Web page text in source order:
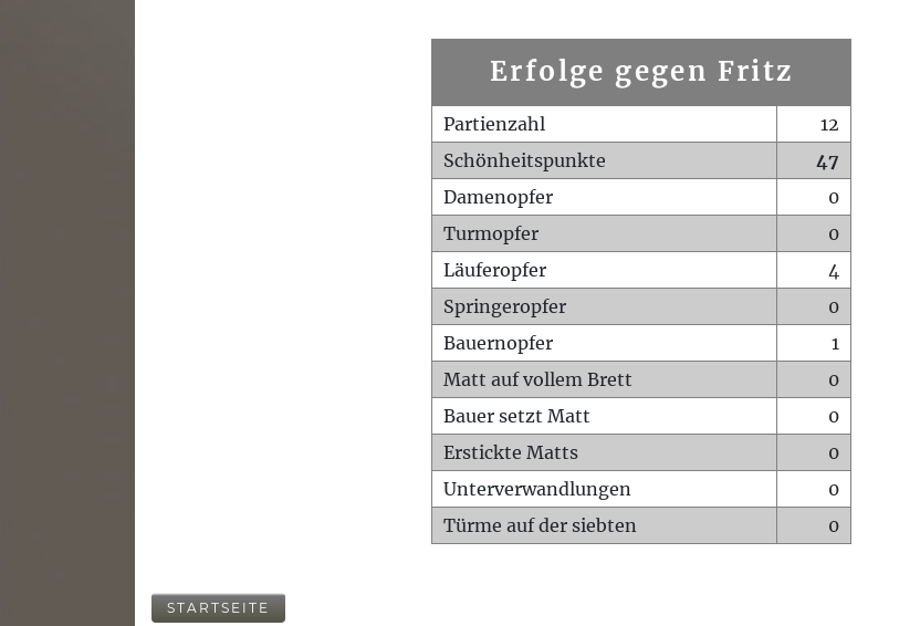
Erfolge gegen Fritz
Partienzahl
12
Schönheitspunkte
47
Damenopfer
0
Turmopfer
0
Läuferopfer
4
Springeropfer
0
Bauernopfer
1
Matt auf vollem Brett
0
Bauer setzt Matt
0
Erstickte Matts
0
Unterverwandlungen
0
Türme auf der siebten
0
STARTSEITE